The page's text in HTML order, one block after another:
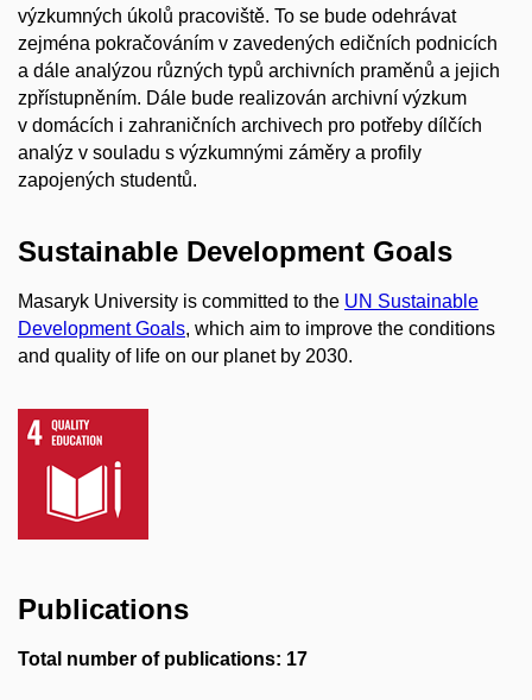
výzkumných úkolů pracoviště. To se bude odehrávat
zejména pokračováním v zavedených edičních podnicích
a dále analýzou různých typů archivních praměnů a jejich
zpřístupněním. Dále bude realizován archivní výzkum
v domácích i zahraničních archivech pro potřeby dílčích
analýz v souladu s výzkumnými záměry a profily
zapojených studentů.
Sustainable Development Goals
Masaryk University is committed to the UN Sustainable
Development Goals, which aim to improve the conditions
and quality of life on our planet by 2030.
Publications
Total number of publications: 17